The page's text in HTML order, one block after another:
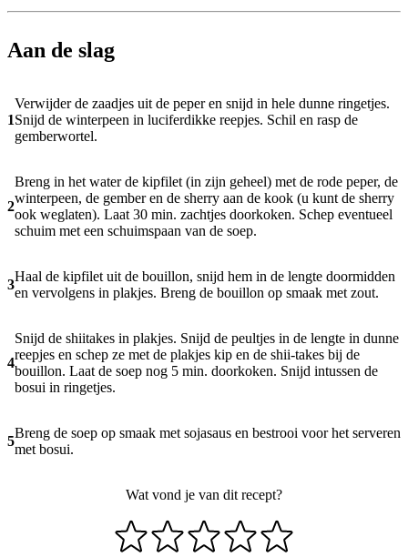
Aan de slag
1
Verwijder de zaadjes uit de peper en snijd in hele dunne ringetjes.
Snijd de winterpeen in luciferdikke reepjes. Schil en rasp de
gemberwortel.
2
Breng in het water de kipfilet (in zijn geheel) met de rode peper, de
winterpeen, de gember en de sherry aan de kook (u kunt de sherry
ook weglaten). Laat 30 min. zachtjes doorkoken. Schep eventueel
schuim met een schuimspaan van de soep.
3
Haal de kipfilet uit de bouillon, snijd hem in de lengte doormidden
en vervolgens in plakjes. Breng de bouillon op smaak met zout.
4
Snijd de shiitakes in plakjes. Snijd de peultjes in de lengte in dunne
reepjes en schep ze met de plakjes kip en de shii-takes bij de
bouillon. Laat de soep nog 5 min. doorkoken. Snijd intussen de
bosui in ringetjes.
5
Breng de soep op smaak met sojasaus en bestrooi voor het serveren
met bosui.
Wat vond je van dit recept?